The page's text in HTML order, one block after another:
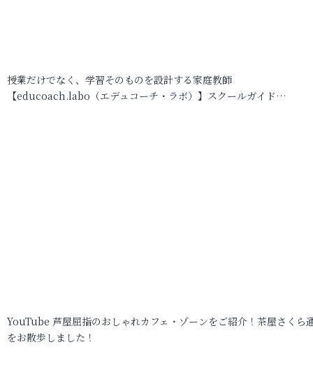
授業だけでなく、学習そのものを設計する家庭教師
【educoach.labo（エデュコーチ・ラボ）】スクールガイド…
YouTube 芦屋屈指のおしゃれカフェ・ゾーンをご紹介！茶屋さくら
をお散歩しました！